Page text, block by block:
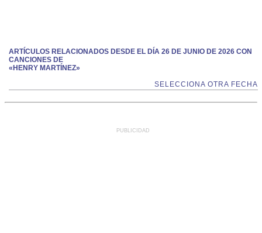
ARTÍCULOS RELACIONADOS DESDE EL DÍA 26 DE JUNIO DE 2026 CON
CANCIONES DE
«HENRY MARTÍNEZ»
SELECCIONA OTRA FECHA
PUBLICIDAD